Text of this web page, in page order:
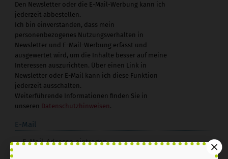
Den Newsletter oder die E-Mail-Werbung kann ich
jederzeit abbestellen.
Ich bin einverstanden, dass mein
personenbezogenes Nutzungsverhalten in
Newsletter und E-Mail-Werbung erfasst und
ausgewertet wird, um die Inhalte besser auf meine
Interessen auszurichten. Über einen Link in
Newsletter oder E-Mail kann ich diese Funktion
jederzeit ausschalten.
Weiterführende Informationen finden Sie in
unseren Datenschutzhinweisen .
E-Mail